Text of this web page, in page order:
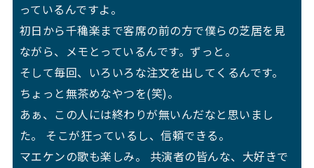
っているんですよ。
初日から千穐楽まで客席の前の方で僕らの芝居を見
ながら、メモとっているんです。ずっと。
そして毎回、いろいろな注文を出してくるんです。
ちょっと無茶めなやつを(笑)。
あぁ、この人には終わりが無いんだなと思いまし
た。 そこが狂っているし、信頼できる。
マエケンの歌も楽しみ。 共演者の皆んな、大好きで